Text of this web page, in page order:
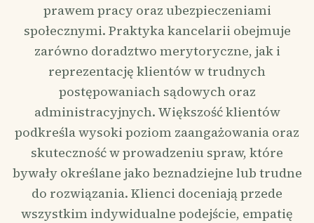
prawem pracy oraz ubezpieczeniami
społecznymi. Praktyka kancelarii obejmuje
zarówno doradztwo merytoryczne, jak i
reprezentację klientów w trudnych
postępowaniach sądowych oraz
administracyjnych. Większość klientów
podkreśla wysoki poziom zaangażowania oraz
skuteczność w prowadzeniu spraw, które
bywały określane jako beznadziejne lub trudne
do rozwiązania. Klienci doceniają przede
wszystkim indywidualne podejście, empatię